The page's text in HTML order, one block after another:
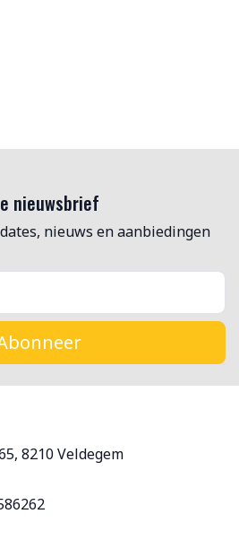
nieuwsbrief
nieuws en aanbiedingen
8210 Veldegem